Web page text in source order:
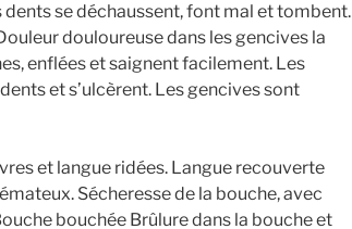
dents se déchaussent, font mal et tombent.
douloureuse dans les gencives la
enflées et saignent facilement. Les
et s’ulcèrent. Les gencives sont
et langue ridées. Langue recouverte
Sécheresse de la bouche, avec
bouchée Brûlure dans la bouche et